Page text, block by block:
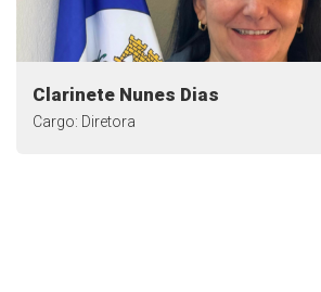
Clarinete Nunes Dias
Cargo: Diretora